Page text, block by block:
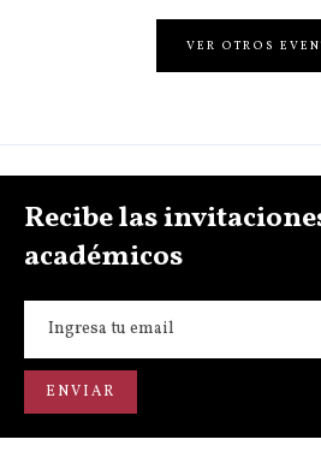
VER OTROS
Recibe las
académicos